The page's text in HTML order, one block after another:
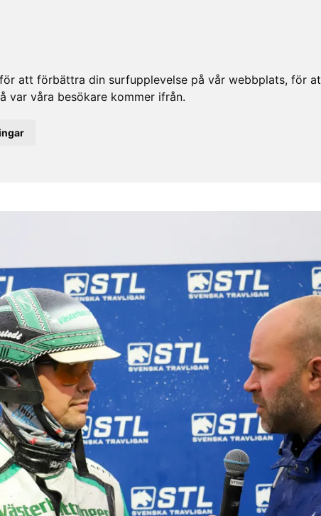
att förbättra din surfupplevelse på vår webbplats, för
våra besökare kommer ifrån.